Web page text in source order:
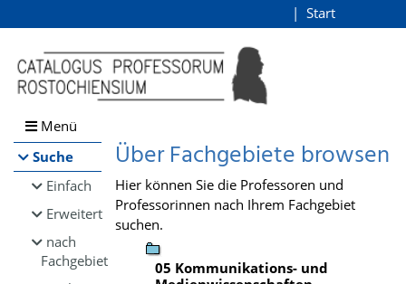
Browsen
direkt zum Inhalt
Start
Menü
Suche
Einfach
Erweitert
nach
Fachgebiet
Über Fachgebiete browsen
Hier können Sie die Professoren und
Professorinnen nach Ihrem Fachgebiet
suchen.
05 Kommunikations- und